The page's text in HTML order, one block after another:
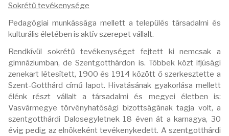
Sokrétű tevékenysége
Pedagógiai munkássága mellett a település társadalmi és
kulturális életében is aktív szerepet vállalt.
Rendkívül sokrétű tevékenységet fejtett ki nemcsak a
gimnáziumban, de Szentgotthárdon is. Többek közt ifjúsági
zenekart létesített, 1900 és 1914 között ő szerkesztette a
Szent-Gotthárd című lapot. Hivatásának gyakorlása mellett
élénk részt vállalt a társadalmi és megyei életben is:
Vasvármegye törvényhatósági bizottságának tagja volt, a
szentgotthárdi Dalosegyletnek 18 éven át a karnagya, 30
évig pedig az elnökeként tevékenykedett. A szentgotthárdi